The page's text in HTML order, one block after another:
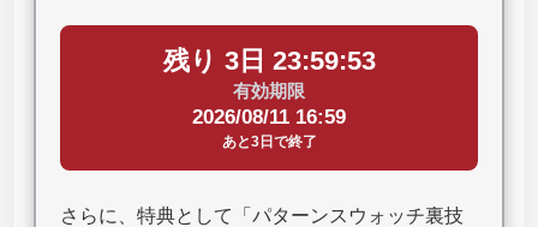
残り 3日 23:59:52
有効期限
2026/08/11 16:59
あと3日で終了
さらに、特典として「パターンスウォッチ裏技